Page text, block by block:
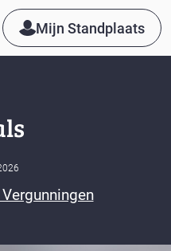
Mijn Standplaats